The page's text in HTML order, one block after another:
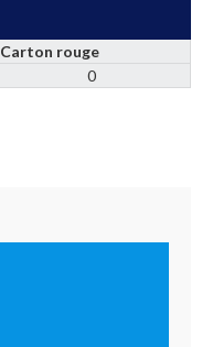
Carton rouge
0